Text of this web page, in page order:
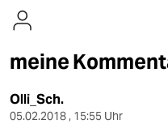
kultur
sport
meine
Olli_Sch.
05.02.2018 , 15:55 Uhr